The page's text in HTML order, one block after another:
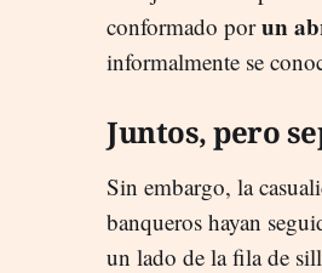
conformado porun
informalmente se
Juntos, pero
Sin embargo, la
banqueros hayan
un lado de la fila de